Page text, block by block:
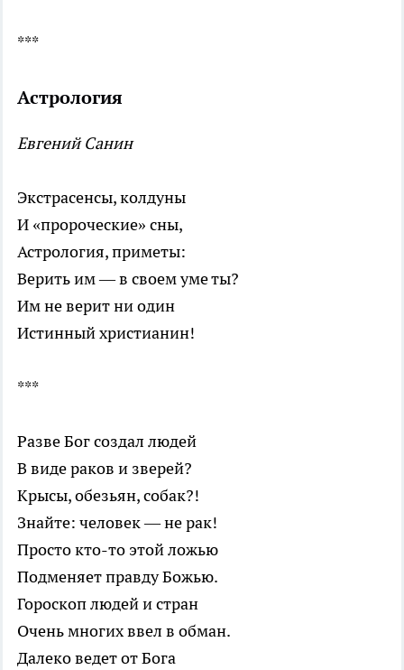
***
Астрология
Евгений Санин
Экстрасенсы, колдуны
И «пророческие» сны,
Астрология, приметы:
Верить им — в своем уме ты?
Им не верит ни один
Истинный христианин!
***
Разве Бог создал людей
В виде раков и зверей?
Крысы, обезьян, собак?!
Знайте: человек — не рак!
Просто кто-то этой ложью
Подменяет правду Божью.
Гороскоп людей и стран
Очень многих ввел в обман.
Далеко ведет от Бога